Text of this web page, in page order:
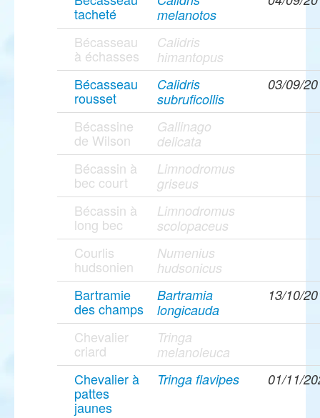
tacheté
melanotos
Bécasseau
à échasses
Calidris
himantopus
Bécasseau
rousset
Calidris
subruficollis
03/09/
Bécassine
de Wilson
Gallinago
delicata
Bécassin à
bec court
Limnodromus
griseus
Bécassin à
long bec
Limnodromus
scolopaceus
Courlis
hudsonien
Numenius
hudsonicus
Bartramie
des champs
Bartramia
longicauda
13/10/
Chevalier
criard
Tringa
melanoleuca
Chevalier à
pattes
jaunes
Tringa flavipes 01/11/